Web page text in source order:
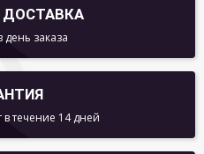
ДОСТАВКА
день заказа
течение 14 дней